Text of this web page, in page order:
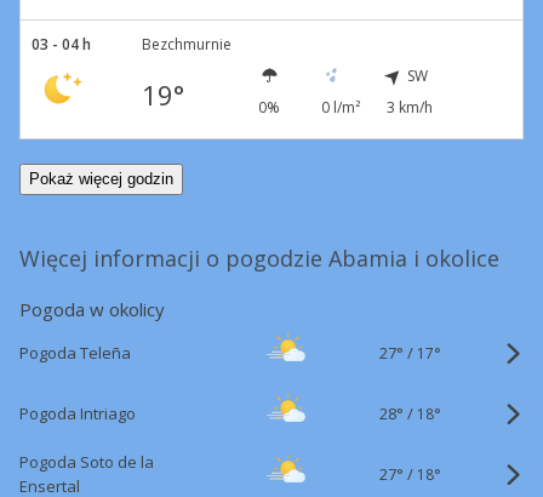
03 - 04 h Bezchmurnie
19° 0% 0 l/m²
SW
3 km/h
Pokaż więcej godzin
Więcej informacji o pogodzie Abamia i okolice
Pogoda w okolicy
Pogoda Teleña 27° / 17°
Pogoda Intriago 28° / 18°
Pogoda Soto de la
Ensertal
27° / 18°